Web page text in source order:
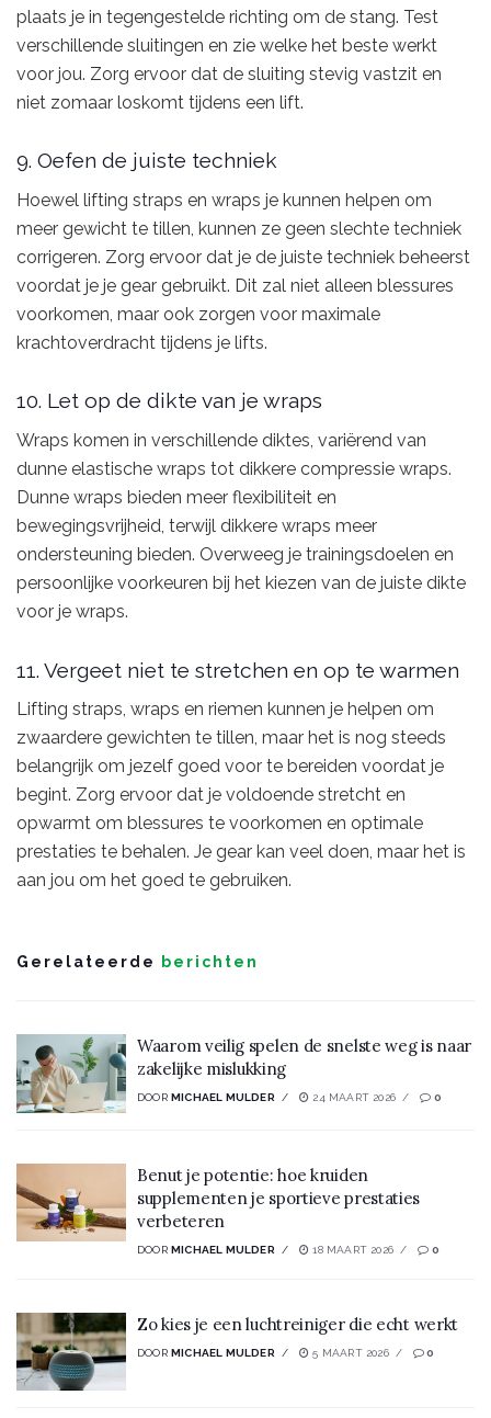
plaats je in tegengestelde richting om de stang. Test
verschillende sluitingen en zie welke het beste werkt
voor jou. Zorg ervoor dat de sluiting stevig vastzit en
niet zomaar loskomt tijdens een lift.
9. Oefen de juiste techniek
Hoewel lifting straps en wraps je kunnen helpen om
meer gewicht te tillen, kunnen ze geen slechte techniek
corrigeren. Zorg ervoor dat je de juiste techniek beheerst
voordat je je gear gebruikt. Dit zal niet alleen blessures
voorkomen, maar ook zorgen voor maximale
krachtoverdracht tijdens je lifts.
10. Let op de dikte van je wraps
Wraps komen in verschillende diktes, variërend van
dunne elastische wraps tot dikkere compressie wraps.
Dunne wraps bieden meer flexibiliteit en
bewegingsvrijheid, terwijl dikkere wraps meer
ondersteuning bieden. Overweeg je trainingsdoelen en
persoonlijke voorkeuren bij het kiezen van de juiste dikte
voor je wraps.
11. Vergeet niet te stretchen en op te warmen
Lifting straps, wraps en riemen kunnen je helpen om
zwaardere gewichten te tillen, maar het is nog steeds
belangrijk om jezelf goed voor te bereiden voordat je
begint. Zorg ervoor dat je voldoende stretcht en
opwarmt om blessures te voorkomen en optimale
prestaties te behalen. Je gear kan veel doen, maar het is
aan jou om het goed te gebruiken.
Gerelateerde berichten
Waarom veilig spelen de snelste weg is naar
zakelijke mislukking
DOOR MICHAEL MULDER 24 MAART 2026 0
Benut je potentie: hoe kruiden
supplementen je sportieve prestaties
verbeteren
DOOR MICHAEL MULDER 18 MAART 2026 0
Zo kies je een luchtreiniger die echt werkt
DOOR MICHAEL MULDER 5 MAART 2026 0